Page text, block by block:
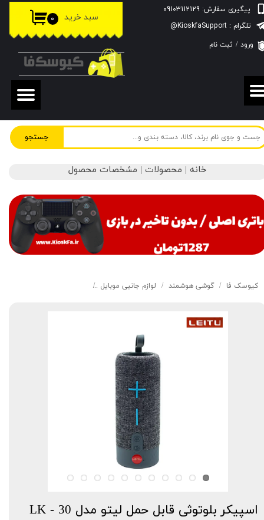
جستجو
پیگیری سفارش: 09103112129
۰ سبد خرید
ورود / ثبت نام
حساب کاربری من
تغییر گذر واژه
سفارشات
خروج از حساب کاربری
تلگرام : KioskfaSupport@
خانه | محصولات | مشخصات محصول
کیوسک‌ فا گوشی هوشمند لوازم جانبی موبایل
اسپیکر بلوتوثی قابل حمل لیتو مدل LK - 30